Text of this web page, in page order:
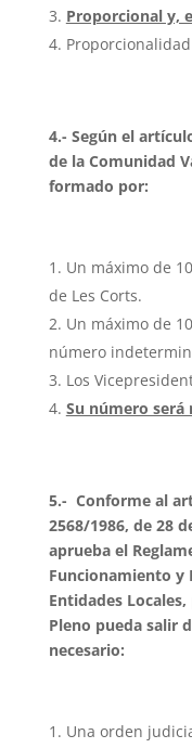
Proporcional y,
4.- Según el
de la Comunidad
formado por:
Un máximo de
de Les Corts.
Un máximo de
número
Los
Su número será
5.- Conforme al
2568/1986, de 28
aprueba el
Funcionamiento y
Entidades
Pleno pueda salir
necesario:
Una orden